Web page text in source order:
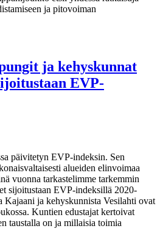
ja pitovoiman
ja kehyskunnat
EVP-
päivitetyn EVP-indeksin. Sen
alueiden elinvoimaa
vuonna tarkastelimme tarkemmin
sijoitustaan EVP-indeksillä 2020-
Kajaani ja kehyskunnista Vesilahti ovat
Kuntien edustajat kertoivat
taustalla on ja millaisia toimia